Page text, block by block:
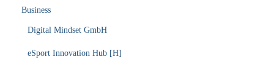
Business
Digital Mindset GmbH
eSport Innovation Hub [H]